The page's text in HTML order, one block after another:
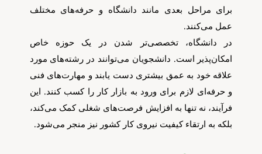
برای مراحل بعدی مانند دانشگاه و حرفه‌های مختلف
عمل می‌کنند.
در دانشگاه، تخصصی‌تر شدن در یک حوزه خاص
امکان‌پذیر است. دانشجویان می‌توانند در رشته‌های مورد
علاقه خود به عمق بیشتری دست یابند و مهارت‌های فنی
و حرفه‌ای لازم برای ورود به بازار کار را کسب کنند. این
فرآیند، نه تنها به افزایش فرصت‌های شغلی کمک می‌کند،
بلکه به ارتقاء کیفیت نیروی کار کشور نیز منجر می‌شود.